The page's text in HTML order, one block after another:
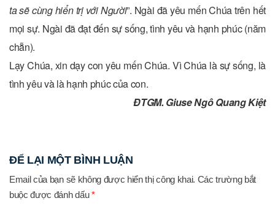
ta sẽ cùng hiển trị với Người”. Ngài đã yêu mến Chúa trên hết
mọi sự. Ngài đã đạt đến sự sống, tình yêu và hạnh phúc (năm
chẵn).
Lạy Chúa, xin dạy con yêu mến Chúa. Vì Chúa là sự sống, là
tình yêu và là hạnh phúc của con.
ĐTGM. Giuse Ngô Quang Kiệt
ĐỂ LẠI MỘT BÌNH LUẬN
Email của bạn sẽ không được hiển thị công khai. Các trường bắt
buộc được đánh dấu*